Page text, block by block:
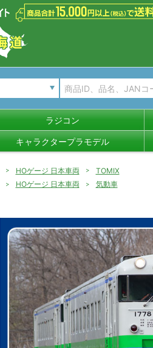
ラジコン
キャラクタープラモデル
HOゲージ 日本車両
TOMIX
HOゲージ 日本車両 気動車